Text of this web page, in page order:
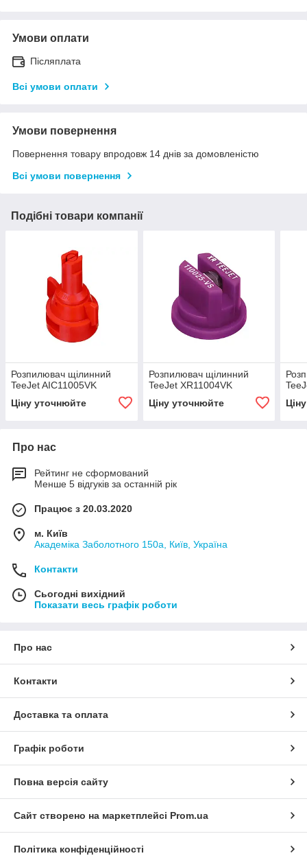
Умови оплати
Післяплата
Всі умови оплати
Умови повернення
Повернення товару впродовж 14 днів за домовленістю
Всі умови повернення
Подібні товари компанії
Розпилювач щілинний
TeeJet AIC11005VK
Ціну уточнюйте
Розпилювач щілинний
TeeJet XR11004VK
Ціну уточнюйте
Про нас
Рейтинг не сформований
Менше 5 відгуків за останній рік
Працює з 20.03.2020
м. Київ
Академіка Заболотного 150а, Київ, Україна
Контакти
Сьогодні вихідний
Показати весь графік роботи
Про нас
Контакти
Доставка та оплата
Графік роботи
Повна версія сайту
Сайт створено на маркетплейсі Prom.ua
Політика конфіденційності